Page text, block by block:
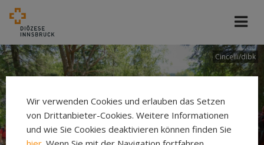
Cincelli/dibk
Wir verwenden Cookies und erlauben das Setzen
von Drittanbieter-Cookies. Weitere Informationen
und wie Sie Cookies deaktivieren können finden Sie